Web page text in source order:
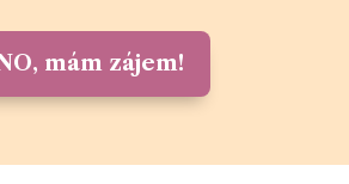
mám zájem!